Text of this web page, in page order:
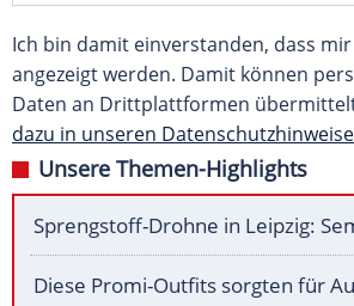
Ich bin damit einverstanden, dass
angezeigt werden. Damit können
Daten an Drittplattformen
dazu in unseren
Unsere Themen-Highlights
Sprengstoff-Drohne in Leipzig:
Diese Promi-Outfits sorgten für